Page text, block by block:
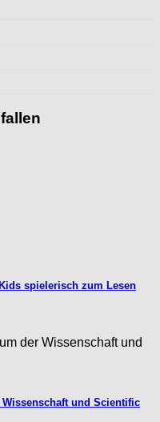
spielerisch zum Lesen
und Scientific